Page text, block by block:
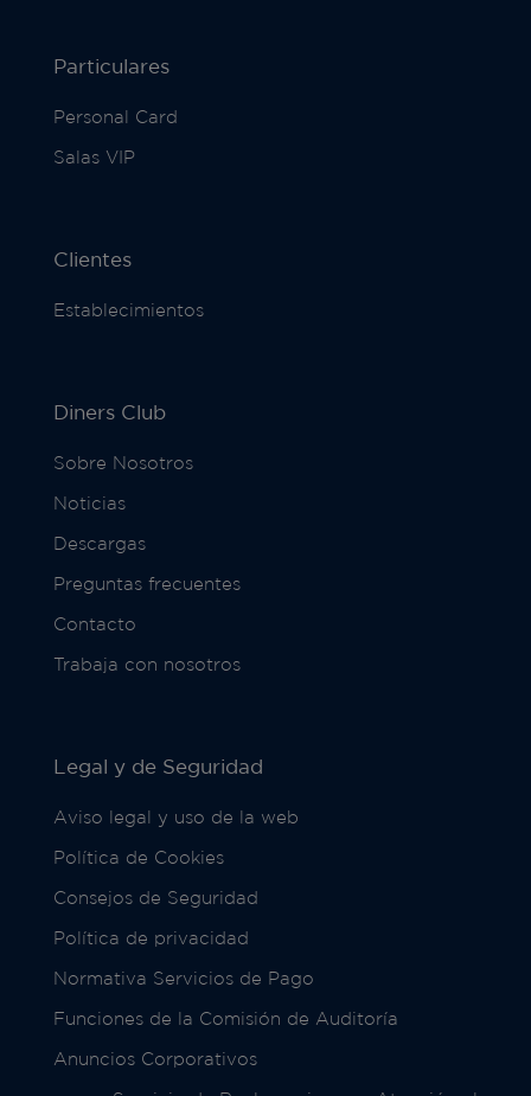
Particulares
Personal Card
Salas VIP
Clientes
Establecimientos
Diners Club
Sobre Nosotros
Noticias
Descargas
Preguntas frecuentes
Contacto
Trabaja con nosotros
Legal y de Seguridad
Aviso legal y uso de la web
Política de Cookies
Consejos de Seguridad
Política de privacidad
Normativa Servicios de Pago
Funciones de la Comisión de Auditoría
Anuncios Corporativos